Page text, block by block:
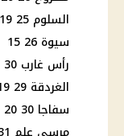
السلوم 25 19
سيوة 26 15
رأس غارب 30 20
الغردقة 29 19
سفاجا 30 20